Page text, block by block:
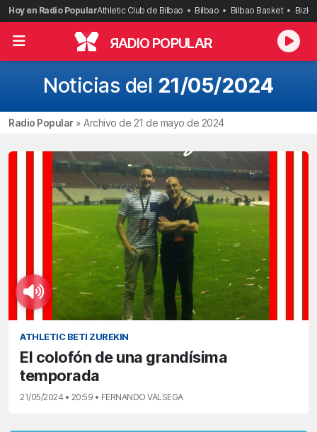
Saltar
al
contenido
Hoy en Radio PopularAthletic Club de Bilbao Bilbao Bilbao Basket
RADIO POPULAR
Noticias del 21/05/2024
Radio Popular» Archivo de 21 de mayo de 2024
ATHLETIC BETI ZUREKIN
El colofón de una grandísima
temporada
21/05/2024 • 20:59 • FERNANDO VALSEGA